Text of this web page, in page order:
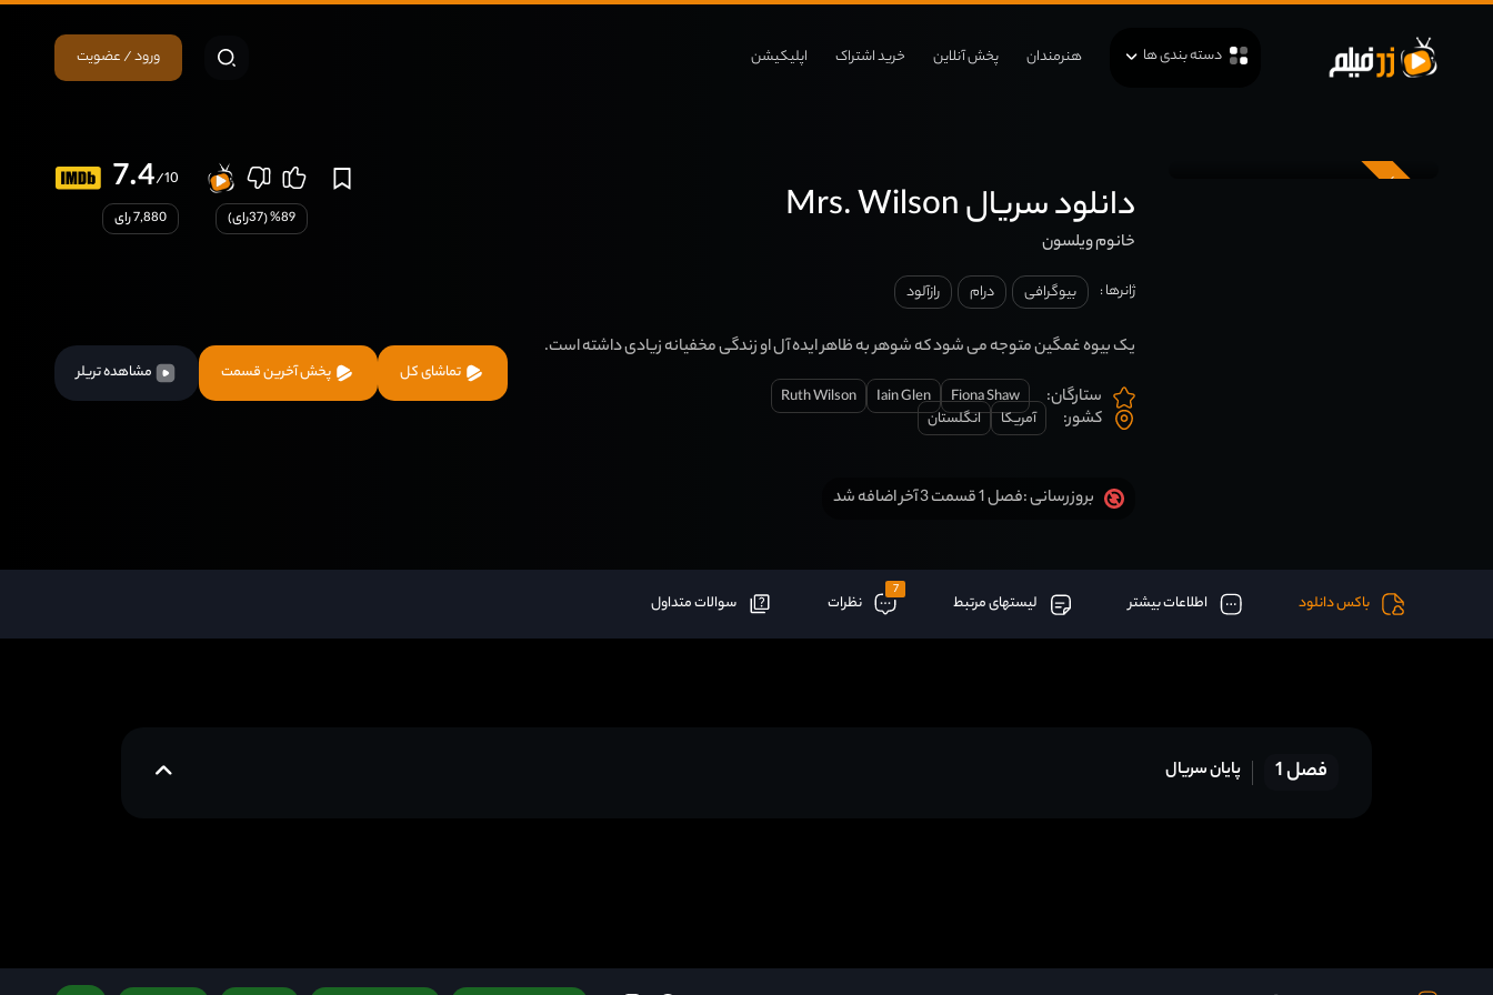
دسته بندی ها هنرمندان پخش آنلاین خرید اشتراک اپلیکیشن ورود / عضویت
زیرنویس دانلود سریال Mrs. Wilson
خانوم ویلسون
ژانرها : بیوگرافی درام رازآلود
یک بیوه غمگین متوجه می شود که شوهر به ظاهر ایده آل او زندگی مخفیانه زیادی داشته است.
ستارگان:
Fiona Shaw
Iain Glen
Ruth Wilson
کشور: آمریکا انگلستان
بروزرسانی :فصل 1 قسمت 3 آخر اضافه شد
7.4/10
7,880 رای 89
% (
37رای)
تماشای کل پخش آخرین قسمت مشاهده تریلر
باکس دانلود اطلاعات بیشتر لیستهای مرتبط
7
نظرات سوالات متداول
فصل 1 پایان سریال